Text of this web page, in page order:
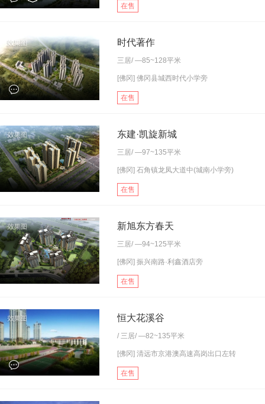
在售
时代著作
三居/ —85~128平米
[佛冈] 佛冈县城西时代小学旁
在售
东建·凯旋新城
三居/ —97~135平米
[佛冈] 石角镇龙凤大道中(城南小学旁)
在售
新旭东方春天
三居/ —94~125平米
[佛冈] 振兴南路·利鑫酒店旁
在售
恒大花溪谷
/ 三居/ —82~135平米
[佛冈] 清远市京港澳高速高岗出口左转
在售